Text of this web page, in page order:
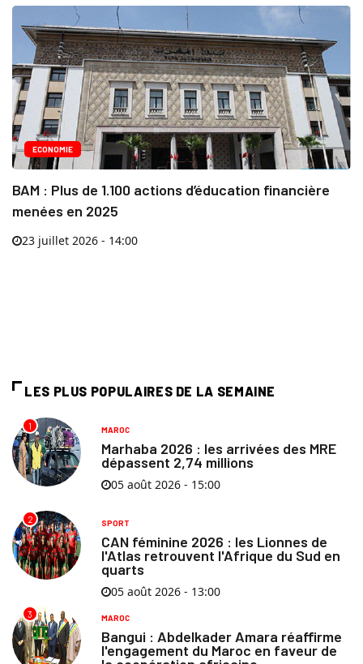
ECONOMIE
BAM : Plus de 1.100 actions d’éducation financière
menées en 2025
23 juillet 2026 - 14:00
LES PLUS POPULAIRES DE LA SEMAINE
1 MAROC
Marhaba 2026 : les arrivées des MRE
dépassent 2,74 millions
05 août 2026 - 15:00
2 SPORT
CAN féminine 2026 : les Lionnes de
l'Atlas retrouvent l'Afrique du Sud en
quarts
05 août 2026 - 13:00
3 MAROC
Bangui : Abdelkader Amara réaffirme
l'engagement du Maroc en faveur de